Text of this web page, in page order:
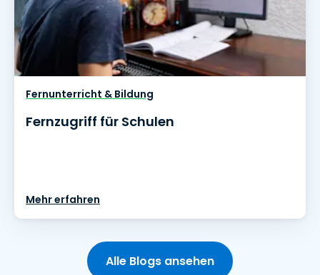
Fernunterricht & Bildung
Fernzugriff für Schulen
Mehr erfahren
Alle Blogs ansehen